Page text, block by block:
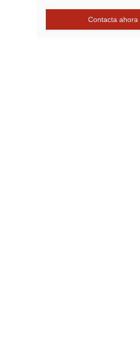
Contacta ahora